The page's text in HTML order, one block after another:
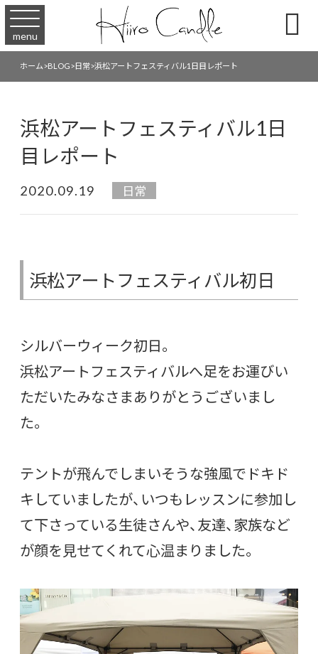
menu 
ホーム>BLOG>日常>浜松アートフェスティバル1日目レポート
浜松アートフェスティバル1日
目レポート
2020.09.19 日常
浜松アートフェスティバル初日
シルバーウィーク初日。
浜松アートフェスティバルへ足をお運びい
ただいたみなさまありがとうございまし
た。
テントが飛んでしまいそうな強風でドキド
キしていましたが、いつもレッスンに参加し
て下さっている生徒さんや、友達、家族など
が顔を見せてくれて心温まりました。